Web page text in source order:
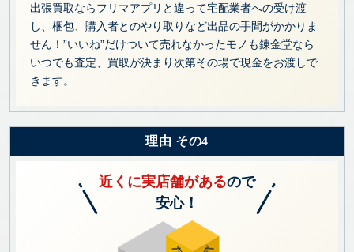
出張買取ならフリマアプリと違って宅配業者への受け渡
し、梱包、購入者とのやり取りなど出品の手間がかかりま
せん！”いいね”だけついて売れなかったモノも錬金堂なら
いつでも査定、買取が決まり次第その場で現金をお渡しで
きます。
理由 その4
近くに実店舗があるので
安心！